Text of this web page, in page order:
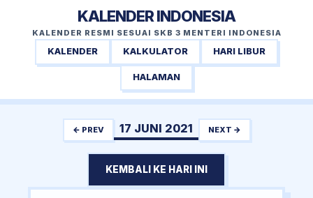
KALENDER INDONESIA
KALENDER RESMI SESUAI SKB 3 MENTERI INDONESIA
KALENDER KALKULATOR HARI LIBUR
HALAMAN
← PREV 17 JUNI 2021 NEXT →
KEMBALI KE HARI INI